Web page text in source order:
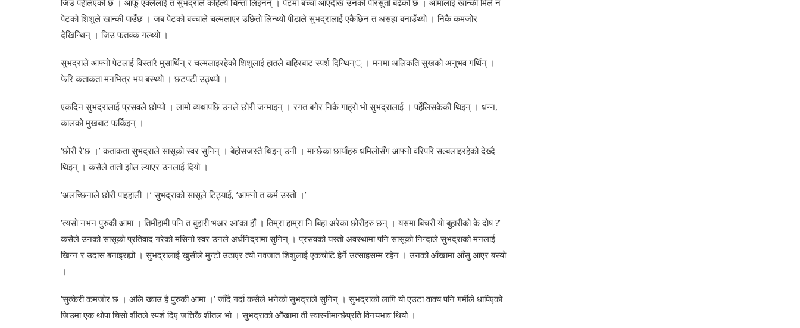
जिउ पहेँलिएको छ । आफू एक्लैलाई त सुभद्राले कहिल्यै चिन्ता लिइनन् । पेटमा बच्चा आएदेखि उनको पीरसुर्ता बढेको छ । आमालाई खान्की मिले न
पेटको शिशुले खान्की पाउँछ । जब पेटको बच्चाले चल्मलाएर उछितो लिन्थ्यो पीडाले सुभद्रालाई एकैछिन त असह्य बनाउँथ्यो । निकै कमजोर
देखिन्थिन् । जिउ फतक्क गल्थ्यो ।
सुभद्राले आफ्नो पेटलाई विस्तारै मुसार्थिन् र चल्मलाइरहेको शिशुलाई हातले बाहिरबाट स्पर्श दिन्थिन्् । मनमा अलिकति सुखको अनुभव गर्थिन् ।
फेरि कताकता मनभित्र भय बस्थ्यो । छटपटी उठ्थ्यो ।
एकदिन सुभद्रालाई प्रसवले छोप्यो । लामो व्यथापछि उनले छोरी जन्माइन् । रगत बगेर निकै गाह्रो भो सुभद्रालाई । पहेँलिसकेकी थिइन् । धन्न,
कालको मुखबाट फर्किइन् ।
‘छोरी रै’छ ।’ कताकता सुभद्राले सासूको स्वर सुनिन् । बेहोसजस्तै थिइन् उनी । मान्छेका छायाँहरु धमिलोसँग आफ्नो वरिपरि सल्बलाइरहेको देख्दै
थिइन् । कसैले तातो झोल ल्याएर उनलाई दियो ।
‘अलच्छिनाले छोरी पाइहाली ।’ सुभद्राको सासूले टिठ्याई, ‘आफ्नो त कर्म उस्तो ।’
‘त्यसो नभन पुरुकी आमा । तिमीहामी पनि त बुहारी भअर आ’का हौं । तिम्रा हाम्रा नि बिहा अरेका छोरीहरु छन् । यसमा बिचरी यो बुहारीको के दोष ?’
कसैले उनको सासूको प्रतिवाद गरेको मसिनो स्वर उनले अर्धनिद्रामा सुनिन् । प्रसवको यस्तो अवस्थामा पनि सासूको निन्दाले सुभद्राको मनलाई
खिन्न र उदास बनाइरह्यो । सुभद्रालाई खुसीले मुन्टो उठाएर त्यो नवजात शिशुलाई एकचोटि हेर्ने उत्साहसम्म रहेन । उनको आँखामा आँसु आएर बस्यो
।
‘सुत्केरी कमजोर छ । अलि ख्वाउ है पुरुकी आमा ।’ जाँदै गर्दा कसैले भनेको सुभद्राले सुनिन् । सुभद्राको लागि यो एउटा वाक्य पनि गर्मीले धापिएको
जिउमा एक थोपा चिसो शीतले स्पर्श दिए जत्तिकै शीतल भो । सुभद्राको आँखामा ती स्वास्नीमान्छेप्रति विनयभाव थियो ।